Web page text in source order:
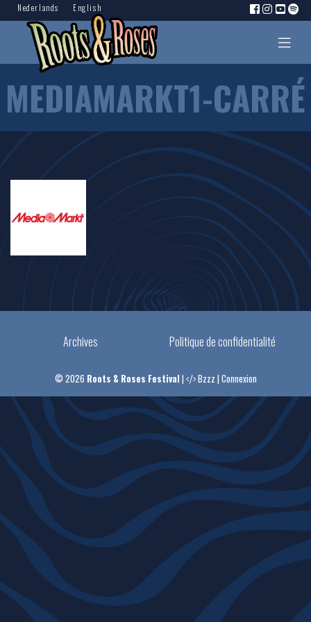
Nederlands English
MEDIAMARKT1-CARRÉ
Archives Politique de confidentialité
© 2026 Roots & Roses Festival | Bzzz | Connexion